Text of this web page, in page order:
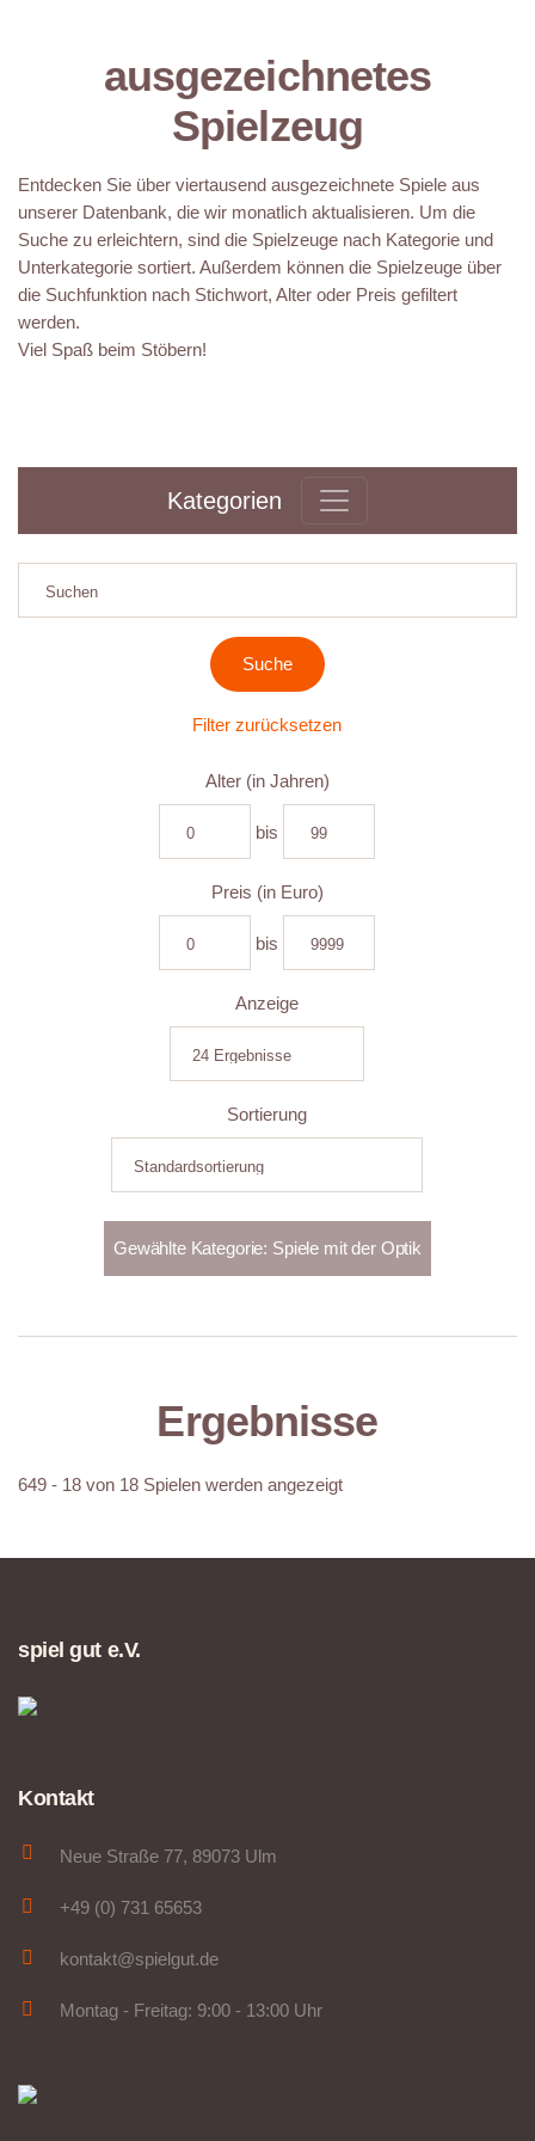
ausgezeichnetes
Spielzeug
Entdecken Sie über viertausend ausgezeichnete Spiele aus
unserer Datenbank, die wir monatlich aktualisieren. Um die
Suche zu erleichtern, sind die Spielzeuge nach Kategorie und
Unterkategorie sortiert. Außerdem können die Spielzeuge über
die Suchfunktion nach Stichwort, Alter oder Preis gefiltert
werden.
Viel Spaß beim Stöbern!
Kategorien
Filter zurücksetzen
Alter (in Jahren)
bis
Preis (in Euro)
bis
Anzeige
Sortierung
Ergebnisse
649 - 18 von 18 Spielen werden angezeigt
spiel gut e.V.
Kontakt
Neue Straße 77, 89073 Ulm
+49 (0) 731 65653
kontakt@spielgut.de
Montag - Freitag: 9:00 - 13:00 Uhr